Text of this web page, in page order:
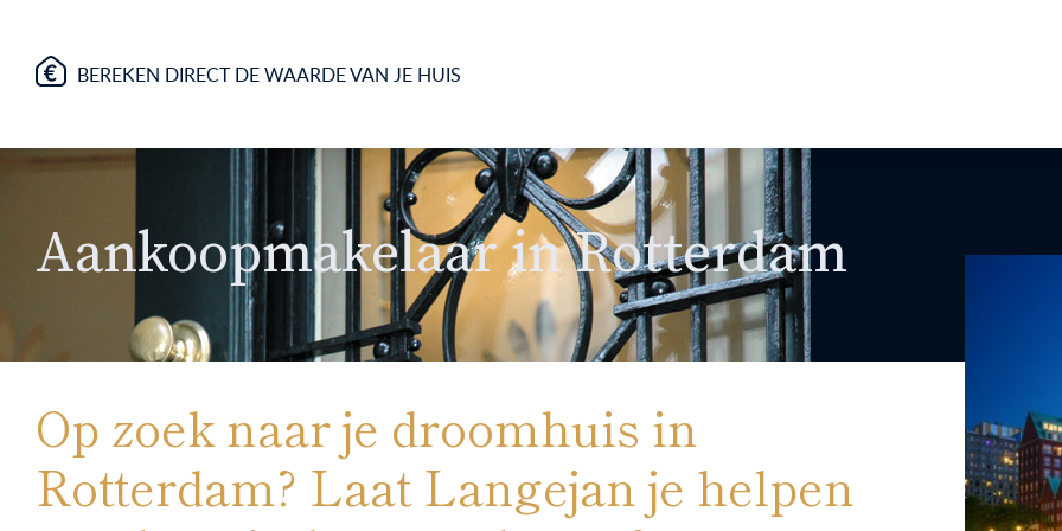
BEREKEN DIRECT DE WAARDE VAN JE HUIS
Aankoopmakelaar in Rotterdam
Op zoek naar je droomhuis in
Rotterdam? Laat Langejan je helpen